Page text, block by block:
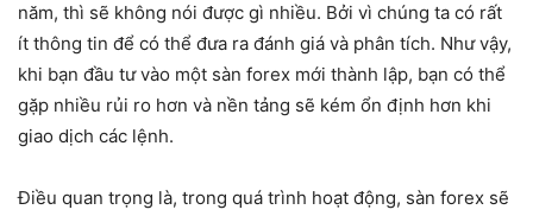
năm, thì sẽ không nói được gì nhiều. Bởi vì chúng ta có rất
ít thông tin để có thể đưa ra đánh giá và phân tích. Như vậy,
khi bạn đầu tư vào một sàn forex mới thành lập, bạn có thể
gặp nhiều rủi ro hơn và nền tảng sẽ kém ổn định hơn khi
giao dịch các lệnh.
Điều quan trọng là, trong quá trình hoạt động, sàn forex sẽ